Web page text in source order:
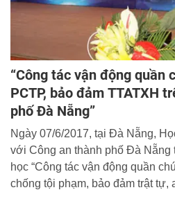
“Công tác vận động quần
PCTP, bảo đảm TTATXH
phố Đà Nẵng”
Ngày 07/6/2017, tại Đà Nẵng,
với Công an thành phố Đà Nẵng
học “Công tác vận động quần
chống tội phạm, bảo đảm trật tự,